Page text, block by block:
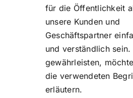
für die Öffentlichkeit
unsere Kunden und
Geschäftspartner
und verständlich
gewährleisten,
die verwendeten
erläutern.